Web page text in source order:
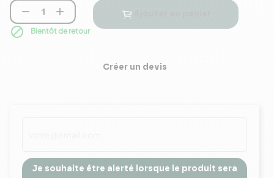
 
 Bientôt de retour
Créer un devis
Je souhaite être alerté lorsque le produit sera